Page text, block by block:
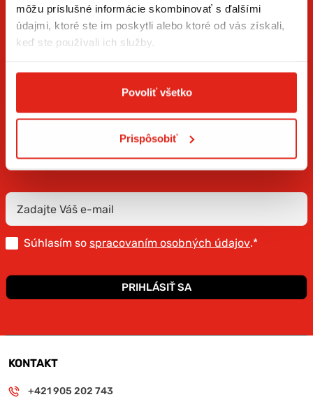
môžu príslušné informácie skombinovať s ďalšími
údajmi, ktoré ste im poskytli alebo ktoré od vás získali,
keď ste používali ich služby.
Povoliť všetko
Prispôsobiť
ZÍSKAJTE NOVINKY AKO PRVÝ
Prihláste sa na odber newslettera a buďte prvý, kto má
novinky.
Súhlasím so spracovaním osobných údajov.*
PRIHLÁSIŤ SA
KONTAKT
+421 905 202 743